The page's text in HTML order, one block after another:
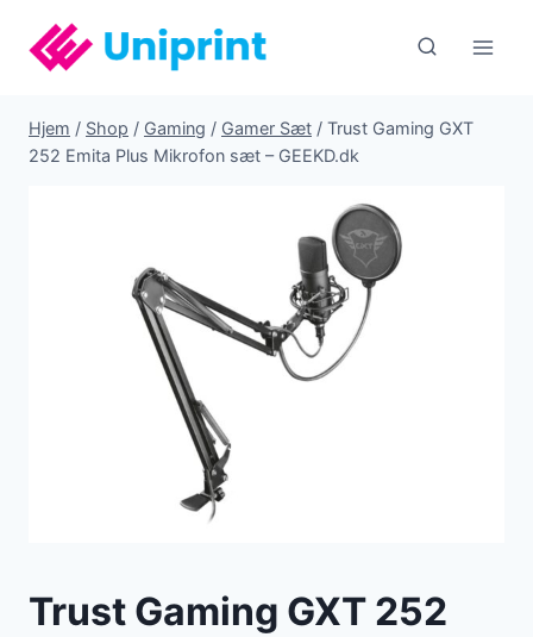
indhold
Hjem / Shop / Gaming / Gamer Sæt / Trust Gaming GXT
252 Emita Plus Mikrofon sæt – GEEKD.dk
Trust Gaming GXT 252